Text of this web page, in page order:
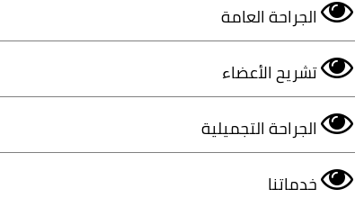
الجراحة العامة
تشريح الأعضاء
الجراحة التجميلية
خدماتنا